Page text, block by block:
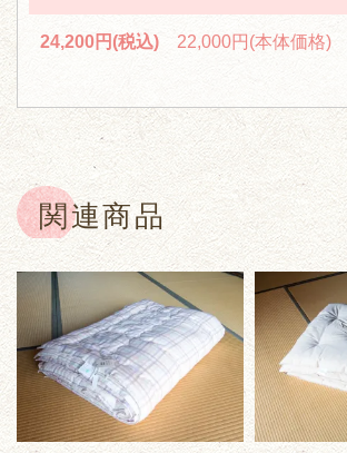
24,200円(税込) 22,000円(本体価格)
関連商品